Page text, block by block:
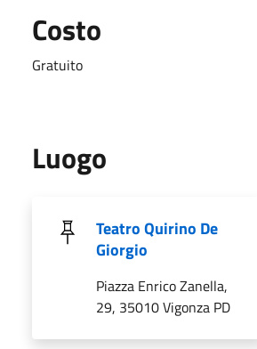
Costo
Gratuito
Luogo
Teatro Quirino De
Giorgio
Piazza Enrico Zanella,
29, 35010 Vigonza PD